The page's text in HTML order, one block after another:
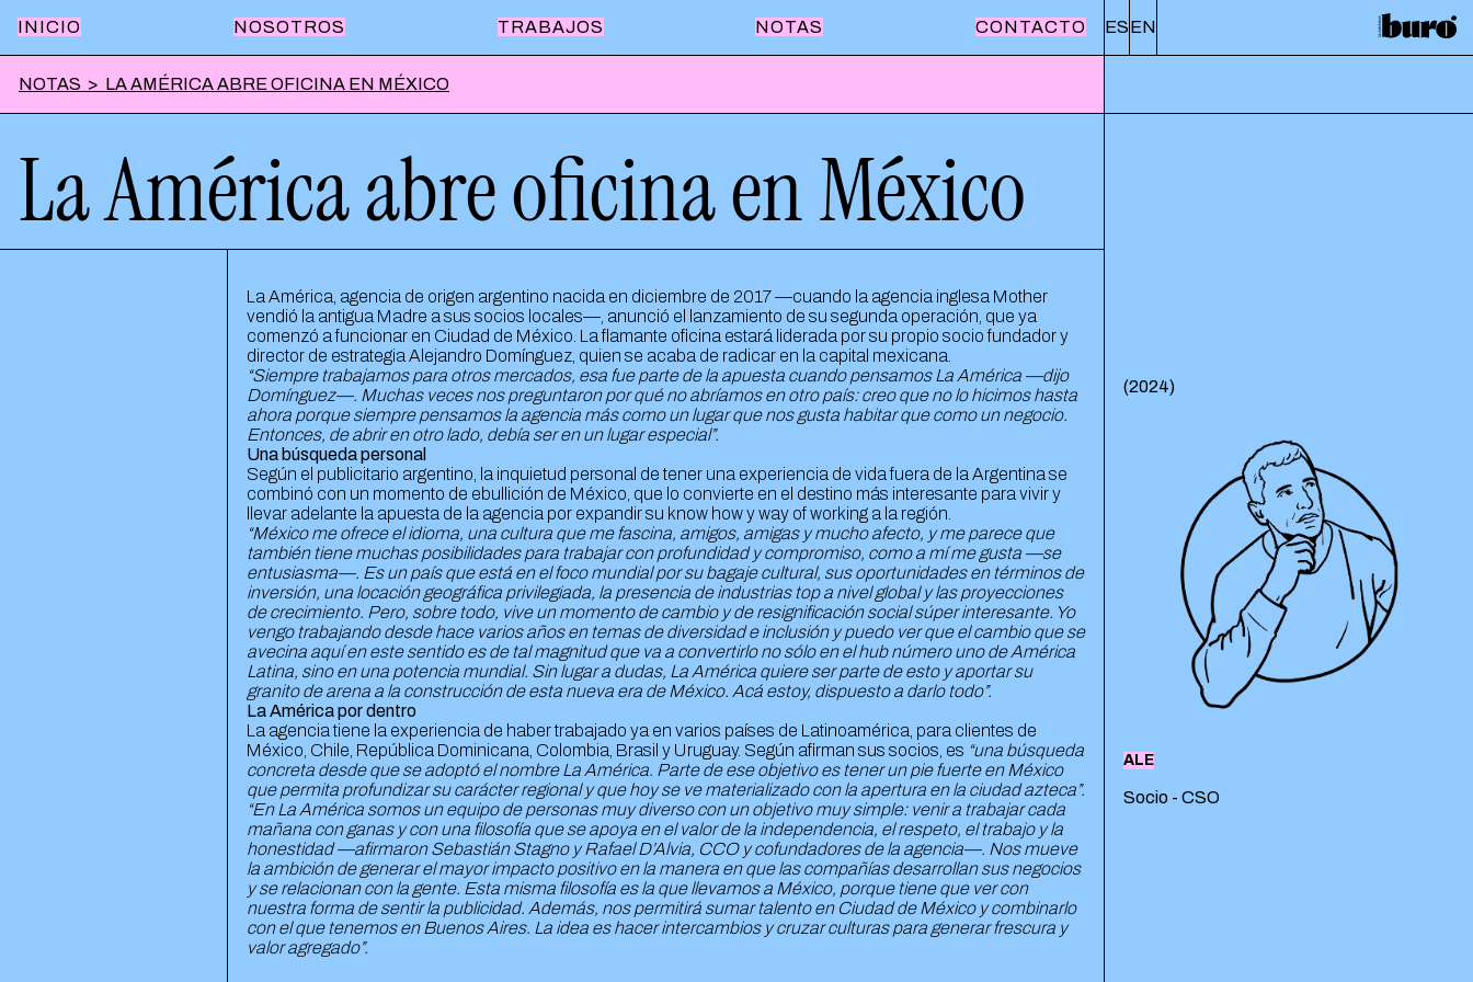
INICIO NOSOTROS TRABAJOS
BANCO PROVINCIA
SWISS MEDICAL
LA VIRGINIA
ARLISTÁN
CARREFOUR
CASALTA
BECKER
BANCO HIPOTECARIO
CLARO CHILE
CORONA
NOTAS CONTACTO ESEN
NOTAS > LA AMÉRICA ABRE OFICINA EN MÉXICO
La América abre oficina en México
La América, agencia de origen argentino nacida en diciembre de 2017 —cuando la agencia inglesa Mother
vendió la antigua Madre a sus socios locales—, anunció el lanzamiento de su segunda operación, que ya
comenzó a funcionar en Ciudad de México. La flamante oficina estará liderada por su propio socio fundador y
director de estrategia Alejandro Domínguez, quien se acaba de radicar en la capital mexicana.
“Siempre trabajamos para otros mercados, esa fue parte de la apuesta cuando pensamos La América —dijo
Domínguez—. Muchas veces nos preguntaron por qué no abríamos en otro país: creo que no lo hicimos hasta
ahora porque siempre pensamos la agencia más como un lugar que nos gusta habitar que como un negocio.
Entonces, de abrir en otro lado, debía ser en un lugar especial”.
Una búsqueda personal
Según el publicitario argentino, la inquietud personal de tener una experiencia de vida fuera de la Argentina se
combinó con un momento de ebullición de México, que lo convierte en el destino más interesante para vivir y
llevar adelante la apuesta de la agencia por expandir su know how y way of working a la región.
“México me ofrece el idioma, una cultura que me fascina, amigos, amigas y mucho afecto, y me parece que
también tiene muchas posibilidades para trabajar con profundidad y compromiso, como a mí me gusta —se
entusiasma—. Es un país que está en el foco mundial por su bagaje cultural, sus oportunidades en términos de
inversión, una locación geográfica privilegiada, la presencia de industrias top a nivel global y las proyecciones
de crecimiento. Pero, sobre todo, vive un momento de cambio y de resignificación social súper interesante. Yo
vengo trabajando desde hace varios años en temas de diversidad e inclusión y puedo ver que el cambio que se
avecina aquí en este sentido es de tal magnitud que va a convertirlo no sólo en el hub número uno de América
Latina, sino en una potencia mundial. Sin lugar a dudas, La América quiere ser parte de esto y aportar su
granito de arena a la construcción de esta nueva era de México. Acá estoy, dispuesto a darlo todo”.
La América por dentro
La agencia tiene la experiencia de haber trabajado ya en varios países de Latinoamérica, para clientes de
México, Chile, República Dominicana, Colombia, Brasil y Uruguay. Según afirman sus socios, es “una búsqueda
concreta desde que se adoptó el nombre La América. Parte de ese objetivo es tener un pie fuerte en México
que permita profundizar su carácter regional y que hoy se ve materializado con la apertura en la ciudad azteca”.
“En La América somos un equipo de personas muy diverso con un objetivo muy simple: venir a trabajar cada
mañana con ganas y con una filosofía que se apoya en el valor de la independencia, el respeto, el trabajo y la
honestidad —afirmaron Sebastián Stagno y Rafael D’Alvia, CCO y cofundadores de la agencia—. Nos mueve
la ambición de generar el mayor impacto positivo en la manera en que las compañías desarrollan sus negocios
y se relacionan con la gente. Esta misma filosofía es la que llevamos a México, porque tiene que ver con
nuestra forma de sentir la publicidad. Además, nos permitirá sumar talento en Ciudad de México y combinarlo
con el que tenemos en Buenos Aires. La idea es hacer intercambios y cruzar culturas para generar frescura y
valor agregado”.
(2024)
ALE
Socio - CSO